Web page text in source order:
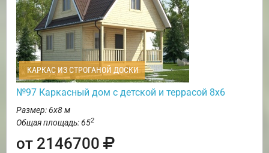
КАРКАС ИЗ СТРОГАНОЙ ДОСКИ
№97 Каркасный дом с детской и террасой 8х6
Размер: 6х8 м
Общая площадь: 652
от 2146700